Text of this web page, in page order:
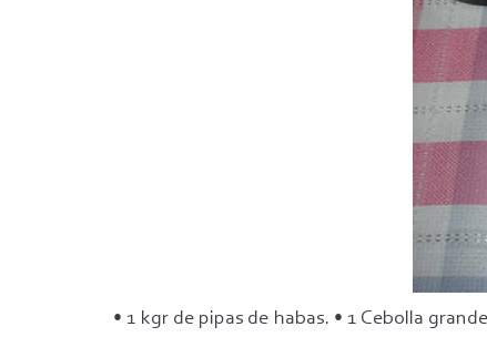
• 1 kgr de pipas de habas. • 1 Cebolla